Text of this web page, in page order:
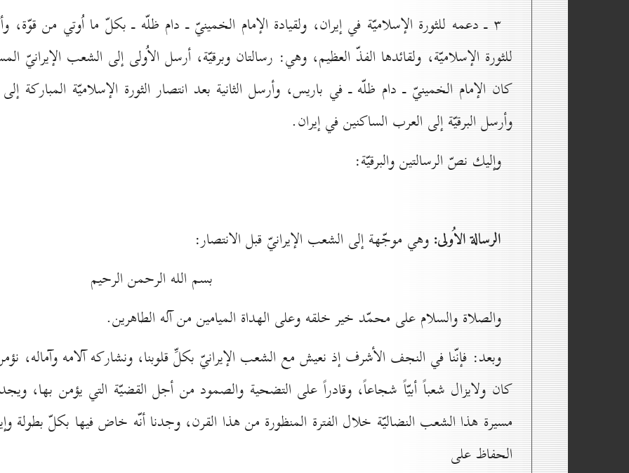
۳ ـ دعمه للثورة الإسلاميّة في إيران، ولقيادة الإمام الخمينيّ ـ دام ظلّه ـ بكلّ ما اُوتي من
للثورة الإسلاميّة، ولقائدها الفذّ العظيم، وهي: رسالتان وبرقيّة، أرسل الاُولى إلى الشعب الإيرانيّ
كان الإمام الخمينيّ ـ دام ظلّه ـ في باريس، وأرسل الثانية بعد انتصار الثورة الإسلاميّة المباركة
وأرسل البرقيّة إلى العرب الساكنين في إيران.
وإليك نصّ الرسالتين والبرقيّة:
الرسالة الاُولى: وهي موجّهة إلى الشعب الإيرانيّ قبل الانتصار:
بسم الله الرحمن الرحيم
والصلاة والسلام على محمّد خير خلقه وعلى الهداة الميامين من آله الطاهرين.
وبعد: فإنّنا في النجف الأشرف إذ نعيش مع الشعب الإيرانيّ بكلِّ قلوبنا، ونشاركه آلامه وآماله،
كان ولايزال شعباً أبيّاً شجاعاً، وقادراً على التضحية والصمود من أجل القضيّة التي يؤمن بها،
مسيرة هذا الشعب النضاليّة خلال الفترة المنظورة من هذا القرن، وجدنا أنّه خاض فيها بكلّ بطولة
الحفاظ على